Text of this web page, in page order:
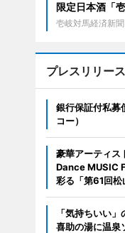
限定日本酒「
壱岐対馬経済新聞
プレスリリース
銀行保証付私募
コー）
豪華アーティ
Dance MUSIC
彩る「第61回松
「気持ちいい」
喜助の湯に温泉